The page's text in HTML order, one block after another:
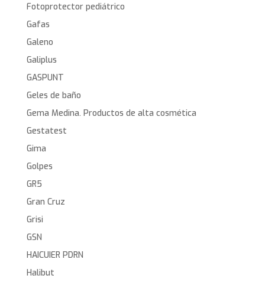
Fotoprotector pediátrico
Gafas
Galeno
Galiplus
GASPUNT
Geles de baño
Gema Medina. Productos de alta cosmética
Gestatest
Gima
Golpes
GR5
Gran Cruz
Grisi
GSN
HAICUIER PDRN
Halibut